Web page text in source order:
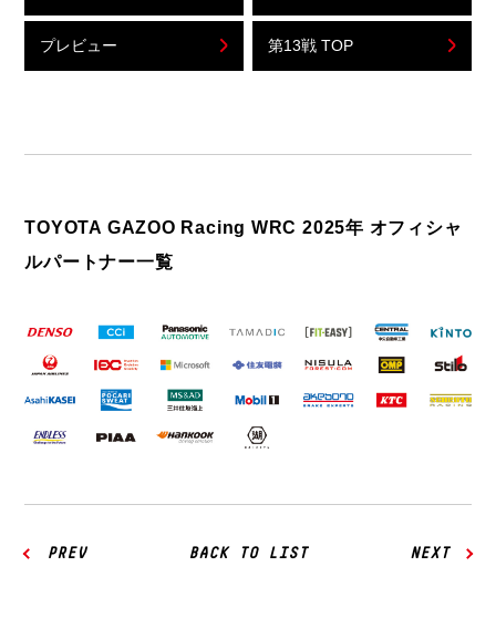
プレビュー 第13戦 TOP
TOYOTA GAZOO Racing WRC 2025年 オフィシャ
ルパートナー一覧
PREV BACK TO LIST NEXT